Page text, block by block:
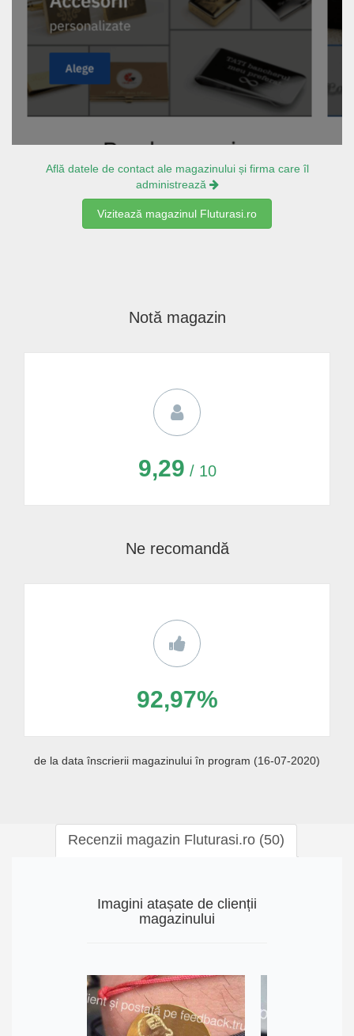
Află datele de contact ale magazinului și firma care îl
administrează
Vizitează magazinul Fluturasi.ro
Notă magazin
9,29 / 10
Ne recomandă
92,97%
de la data înscrierii magazinului în program (16-07-2020)
Recenzii magazin Fluturasi.ro (50)
Imagini atașate de clienții
magazinului